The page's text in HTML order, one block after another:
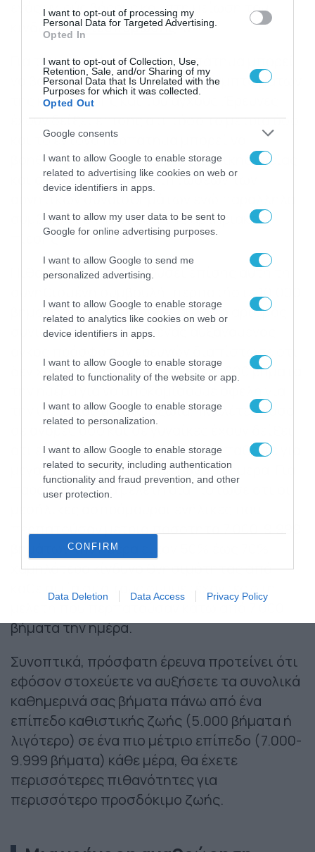
I want to opt-out of processing my
Personal Data for Targeted Advertising.
Opted In
I want to opt-out of Collection, Use,
Retention, Sale, and/or Sharing of my
Personal Data that Is Unrelated with the
Purposes for which it was collected.
Opted Out
Google consents
I want to allow Google to enable storage
related to advertising like cookies on web or
device identifiers in apps.
I want to allow my user data to be sent to
Google for online advertising purposes.
I want to allow Google to send me
personalized advertising.
I want to allow Google to enable storage
related to analytics like cookies on web or
device identifiers in apps.
I want to allow Google to enable storage
related to functionality of the website or app.
I want to allow Google to enable storage
related to personalization.
I want to allow Google to enable storage
related to security, including authentication
functionality and fraud prevention, and other
user protection.
CONFIRM
Data Deletion Data Access Privacy Policy
ενός υγιούς βάρους και στη μείωση του
κινδύνουοστεοπόρωσης.9
Για την ψυχική υγεία, το περπάτημα μπορεί
να βοηθήσει στη μείωση των συμπτωμάτων
της κατάθλιψης και του άγχους .Έρευνες
έχουν δείξει επίσης ότι τόσο το μέτριο όσο
και το έντονο περπάτημα μπορεί να
βοηθήσει στη βελτίωση της ψυχικής υγείας
και στη μείωση των επιπτώσεων των
αρνητικών συναισθημάτων ενώ παράλληλα
συμβάλλει στη μείωση της αρτηριακής
πίεσης.
Πιθανότατα έχετε ακούσει επίσης αυτή τη
συνηθισμένη συμβουλή: περπατήστε 10.000
βήματα την ημέρα. Αν και αυτός ο αριθμός
συνιστούσε ιστορικά, ένας αυξανόμενος
όγκος πρόσφατων ερευνών διαπίστωσε ότι
δεν χρειάζεται να περπατάμε 10.000 βήματα
την υγεία και τη μακροζωία.11Μελέτες τόσο
σε άνδρες όσο και σε γυναίκες έχουν δείξει
ότι είναι πιο σημαντικό να προσπαθείτε για
μεγαλύτερο αριθμό βημάτων την ημέρα. Για
παράδειγμα, μια μελέτη διαπίστωσε ότι οι
περπατούσαν μέτρια ποσότητα 7.000-9.999
βημάτων την ημέρα είχαν 50% έως 70%
χαμηλότερο κίνδυνο θνησιμότητας από
κάθε αιτία από τους συμμετέχοντες στη
μελέτη που περπατούσαν κάτω από 7.000
βήματα την ημέρα.
Συνοπτικά, πρόσφατη έρευνα προτείνει ότι
εφόσον στοχεύετε να αυξήσετε τα συνολικά
καθημερινά σας βήματα πάνω από ένα
επίπεδο καθιστικής ζωής (5.000 βήματα ή
λιγότερο) σε ένα πιο μέτριο επίπεδο (7.000-
9.999 βήματα) κάθε μέρα, θα έχετε
περισσότερες πιθανότητες για
περισσότερο προσδόκιμο ζωής.